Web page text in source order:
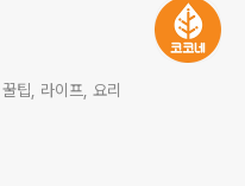
팁, 라이프, 요리